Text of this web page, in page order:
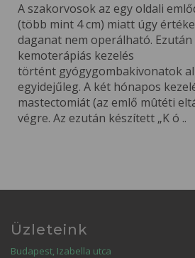
A szakorvosok az egy oldali
(több mint 4 cm) miatt úgy
daganat nem operálható.
kemoterápiás kezelés
történt gyógygombakivonatok
egyidejűleg. A két hónapos
mastectomiát (az emlő mûtéti
végre. Az ezután készített „K ó ..
Üzleteink
Budapest, Izabella utca